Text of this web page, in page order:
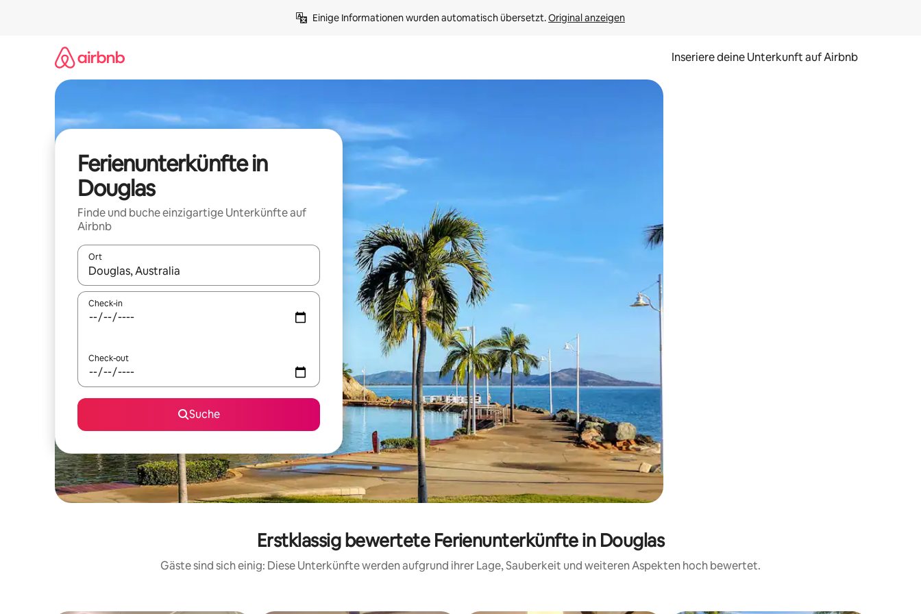
Einige Informationen wurden automatisch übersetzt. Original anzeigen
Inseriere deine Unterkunft auf Airbnb
Ferienunterkünfte in
Douglas
Finde und buche einzigartige Unterkünfte auf
Airbnb
Ort
Wenn Ergebnisse verfügbar sind, navigiere mit den Pfeiltasten nach oben und unten oder erkunde die Ergebnisse durch Berühren oder Wischgesten.
Check-in
Check-out
Suche
Erstklassig bewertete Ferienunterkünfte in Douglas
Gäste sind sich einig: Diese Unterkünfte werden aufgrund ihrer Lage, Sauberkeit und weiteren Aspekten hoch bewertet.